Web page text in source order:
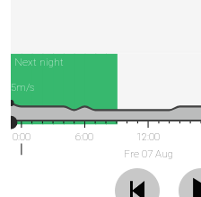
Next night
0:00 6:00
12:00
Fre 07 Aug
5m/s